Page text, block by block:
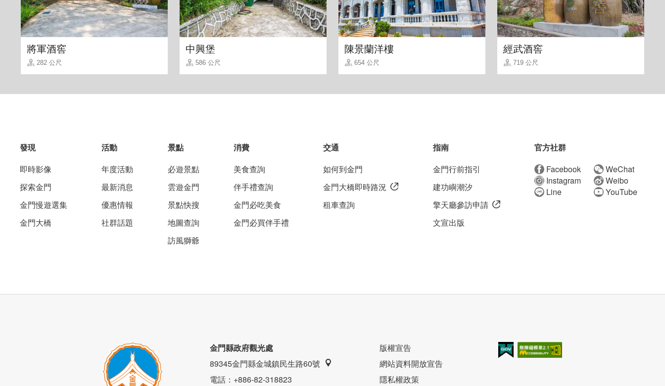
美國進口蕾絲床墊，TOTO衛浴，大金空調，選用最好的設備，讓您恍若身在涵碧樓般的舒適。
將軍酒窖
282 公尺
中興堡
586 公尺
陳景蘭洋樓
654 公尺
經武酒窖
719 公尺
發現
即時影像
探索金門
金門慢遊選集
金門大橋
活動
年度活動
最新消息
優惠情報
社群話題
景點
必遊景點
雲遊金門
景點快搜
地圖查詢
訪風獅爺
消費
美食查詢
伴手禮查詢
金門必吃美食
金門必買伴手禮
交通
如何到金門
金門大橋即時路況
租車查詢
指南
金門行前指引
建功嶼潮汐
擎天廳參訪申請
文宣出版
官方社群
Facebook
WeChat
Instagram
Weibo
Line
YouTube
金門縣政府觀光處
89345金門縣金城鎮民生路60號
電話：+886-82-318823
版權宣告
網站資料開放宣告
隱私權政策